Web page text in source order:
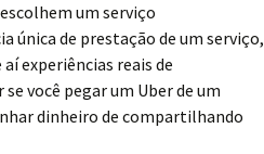
um serviço
única de prestação de um serviço,
experiências reais de
você pegar um Uber de um
dinheiro de compartilhando